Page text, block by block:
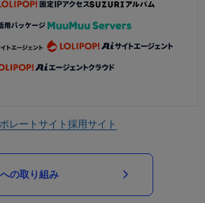
レートサイト採用サイト
の取り組み